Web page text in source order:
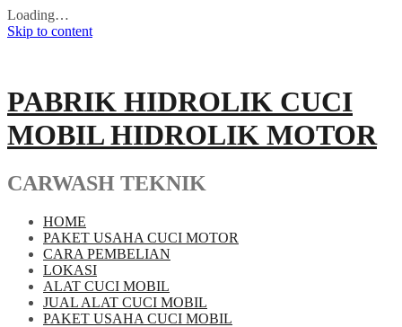
Loading…
Skip to content
PABRIK HIDROLIK CUCI
MOBIL HIDROLIK MOTOR
CARWASH TEKNIK
HOME
PAKET USAHA CUCI MOTOR
CARA PEMBELIAN
LOKASI
ALAT CUCI MOBIL
JUAL ALAT CUCI MOBIL
PAKET USAHA CUCI MOBIL